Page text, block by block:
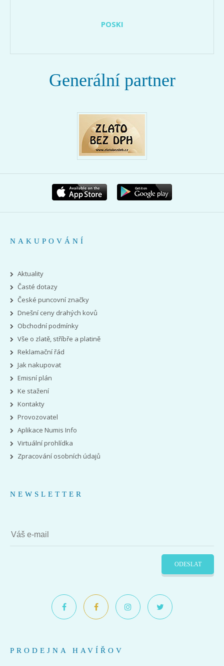
POSKI
Generální partner
NAKUPOVÁNÍ
Aktuality
Časté dotazy
České puncovní značky
Dnešní ceny drahých kovů
Obchodní podmínky
Vše o zlatě, stříbře a platině
Reklamační řád
Jak nakupovat
Emisní plán
Ke stažení
Kontakty
Provozovatel
Aplikace Numis Info
Virtuální prohlídka
Zpracování osobních údajů
NEWSLETTER
ODESLAT
PRODEJNA HAVÍŘOV